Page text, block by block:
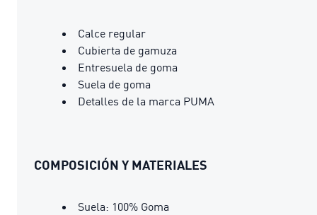
Calce regular
Cubierta de gamuza
Entresuela de goma
Suela de goma
Detalles de la marca PUMA
COMPOSICIÓN Y MATERIALES
Suela: 100% Goma